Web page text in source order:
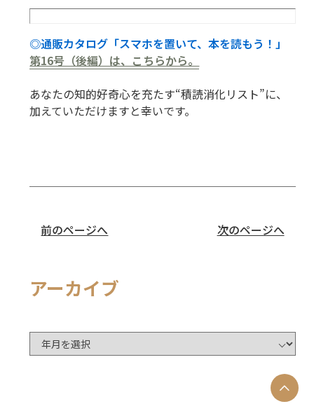
◎通販カタログ「スマホを置いて、本を読もう！」
第16号（後編）は、こちらから。
あなたの知的好奇心を充たす“積読消化リスト”に、
加えていただけますと幸いです。
前のページへ 次のページへ
アーカイブ